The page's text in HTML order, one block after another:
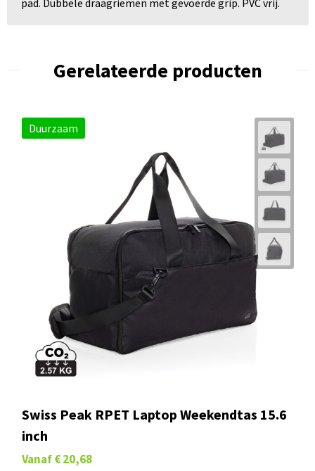
Gerelateerde producten
Duurzaam
Swiss Peak RPET Laptop Weekendtas 15.6
inch
Vanaf € 20,68